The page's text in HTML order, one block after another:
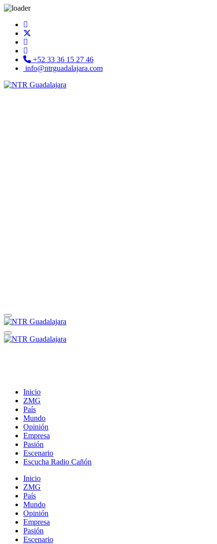
+52 33 36 15 27 46
info@ntrguadalajara.com
Inicio
ZMG
País
Mundo
Opinión
Empresa
Pasión
Escenario
Escucha Radio Cañón
Inicio
ZMG
País
Mundo
Opinión
Empresa
Pasión
Escenario